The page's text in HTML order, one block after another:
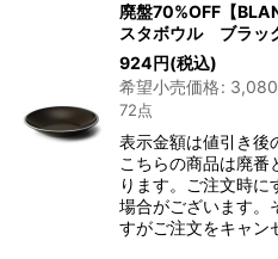
廃盤70%OFF【
スタボウル ブラッ
924円(税込)
希望小売価格: 3,080
72点
表示金額は値引き
こちらの商品は廃番
ります。ご注文時に
場合がございます。
すがご注文をキャン